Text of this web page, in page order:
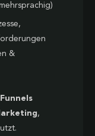
&
,